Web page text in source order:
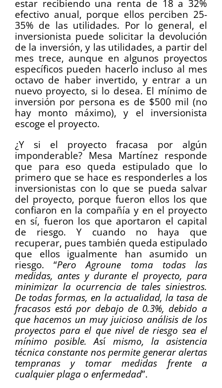
estar recibiendo una renta de 18 a 32%
efectivo anual, porque ellos perciben 25-
35% de las utilidades. Por lo general, el
inversionista puede solicitar la devolución
de la inversión, y las utilidades, a partir del
mes trece, aunque en algunos proyectos
específicos pueden hacerlo incluso al mes
octavo de haber invertido, y entrar a un
nuevo proyecto, si lo desea. El mínimo de
inversión por persona es de $500 mil (no
hay monto máximo), y el inversionista
escoge el proyecto.
¿Y si el proyecto fracasa por algún
imponderable? Mesa Martínez responde
que para eso queda estipulado que lo
primero que se hace es responderles a los
inversionistas con lo que se pueda salvar
del proyecto, porque fueron ellos los que
confiaron en la compañía y en el proyecto
en sí, fueron los que aportaron el capital
de riesgo. Y cuando no haya que
recuperar, pues también queda estipulado
que ellos igualmente han asumido un
riesgo. “Pero Agroune toma todas las
medidas, antes y durante el proyecto, para
minimizar la ocurrencia de tales siniestros.
De todas formas, en la actualidad, la tasa de
fracasos está por debajo de 0.3%, debido a
que hacemos un muy juicioso análisis de los
proyectos para el que nivel de riesgo sea el
mínimo posible. Así mismo, la asistencia
técnica constante nos permite generar alertas
tempranas y tomar medidas frente a
cualquier plaga o enfermedad”.